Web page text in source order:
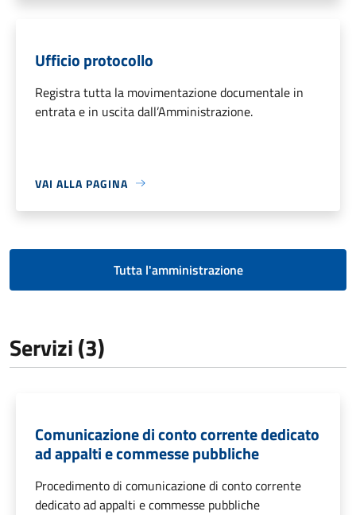
Ufficio protocollo
Registra tutta la movimentazione documentale in
entrata e in uscita dall’Amministrazione.
VAI ALLA PAGINA
Tutta l'amministrazione
Servizi (3)
Comunicazione di conto corrente dedicato
ad appalti e commesse pubbliche
Procedimento di comunicazione di conto corrente
dedicato ad appalti e commesse pubbliche